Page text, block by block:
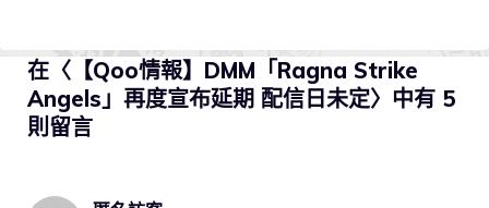
在〈【Qoo情報】DMM「Ragna Strike
Angels」再度宣布延期 配信日未定〉中有 5
則留言